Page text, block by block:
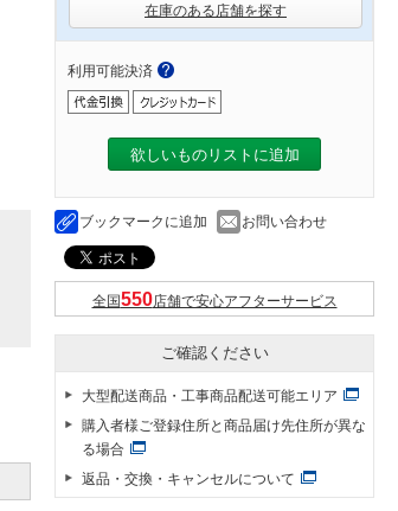
在庫のある店舗を探す
利用可能決済
欲しいものリストに追加
ブックマークに追加 お問い合わせ
全国 店舗で安心アフターサービス
ご確認ください
大型配送商品・工事商品配送可能エリア
購入者様ご登録住所と商品届け先住所が異な
る場合
返品・交換・キャンセルについて